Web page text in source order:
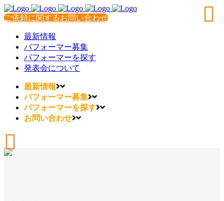
ご依頼に関するお問い合わせ
最新情報
パフォーマー募集
パフォーマーを探す
発表会について
最新情報
パフォーマー募集
パフォーマーを探す
お問い合わせ